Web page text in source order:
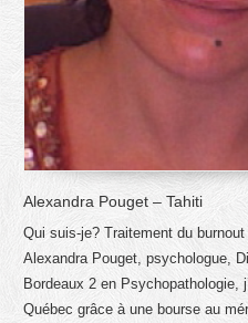
Alexandra Pouget – Tahiti
Qui suis-je? Traitement du
Alexandra Pouget, psychologue,
Bordeaux 2 en Psychopathologie,
Québec grâce à une bourse au